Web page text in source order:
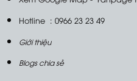
Hotline : 0966 23 23 49
Giới thiệu
Blogs chia sẻ